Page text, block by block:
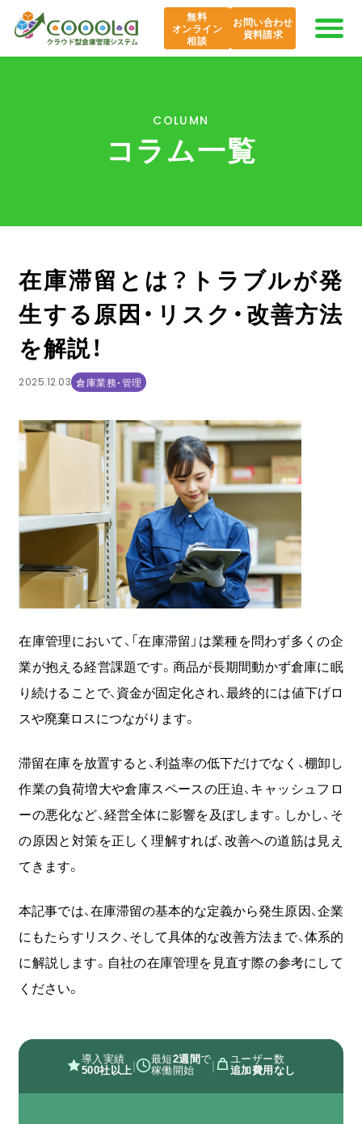
無料
オンライン
相談
お問い合わせ
資料請求
導入事例
課題から探す
COOOLa WES
予測・最適化ソリューション
コラム
コンサルティング
ニュース
03-6261-3694
（平日：9:00 - 17:00）
オンライン相談
資料請求
ダウンロード
COLUMN
コラム一覧
在庫滞留とは？トラブルが発
生する原因・リスク・改善方法
を解説！
2025.12.03 倉庫業務・管理
在庫管理において、「在庫滞留」は業種を問わず多くの企
業が抱える経営課題です。商品が長期間動かず倉庫に眠
り続けることで、資金が固定化され、最終的には値下げロ
スや廃棄ロスにつながります。
滞留在庫を放置すると、利益率の低下だけでなく、棚卸し
作業の負荷増大や倉庫スペースの圧迫、キャッシュフロ
ーの悪化など、経営全体に影響を及ぼします。しかし、そ
の原因と対策を正しく理解すれば、改善への道筋は見え
てきます。
本記事では、在庫滞留の基本的な定義から発生原因、企業
にもたらすリスク、そして具体的な改善方法まで、体系的
に解説します。 自社の在庫管理を見直す際の参考にして
ください。
導入実績
500社以上 | 最短2週間で
稼働開始
ユーザー数
追加費用なし